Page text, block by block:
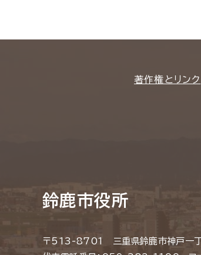
著作権とリンク
鈴鹿市役所
〒513-8701 三重県鈴鹿市神戸一